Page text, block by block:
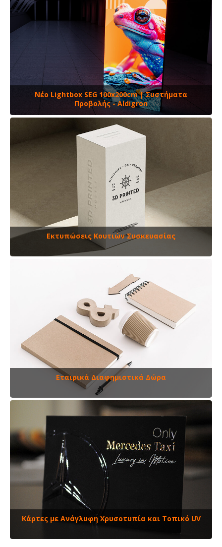
Νέο Lightbox SEG 100x200cm | Συστήματα
Προβολής - Aldigron
Εκτυπώσεις Κουτιών Συσκευασίας
Εταιρικά Διαφημιστικά Δώρα
Κάρτες με Aνάγλυφη Xρυσοτυπία και Τοπικό UV